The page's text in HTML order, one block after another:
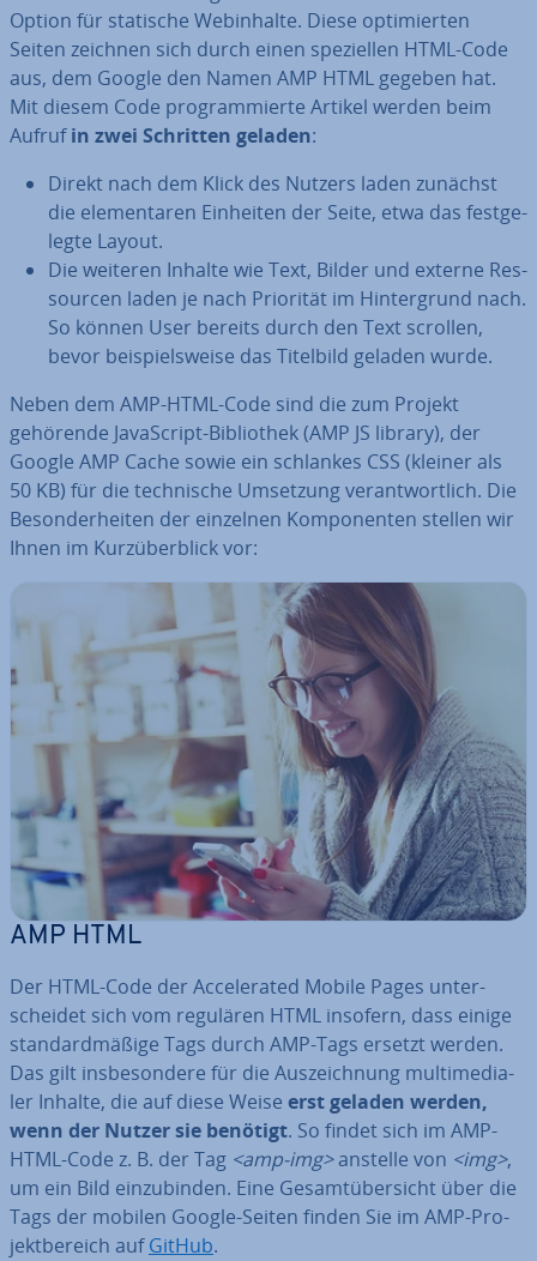
Option für statische Web­in­hal­te. Diese op­ti­mier­ten
Seiten zeichnen sich durch einen spe­zi­el­len HTML-Code
aus, dem Google den Namen AMP HTML gegeben hat.
Mit diesem Code pro­gram­mier­te Artikel werden beim
Aufrufin zwei Schritten geladen:
Direkt nach dem Klick des Nutzers laden zunächst
die ele­men­ta­ren Einheiten der Seite, etwa das fest­ge­
leg­te Layout.
Die weiteren Inhalte wie Text, Bilder und externe Res­
sour­cen laden je nach Priorität im Hin­ter­grund nach.
So können User bereits durch den Text scrollen,
bevor bei­spiels­wei­se das Titelbild geladen wurde.
Neben dem AMP-HTML-Code sind die zum Projekt
gehörende Ja­va­Script-Bi­blio­thek (AMP JS library), der
Google AMP Cache sowie ein schlankes CSS (kleiner als
50 KB) für die tech­ni­sche Umsetzung ver­ant­wort­lich. Die
Be­son­der­hei­ten der einzelnen Kom­po­nen­ten stellen wir
Ihnen im Kurz­über­blick vor:
AMP HTML
Der HTML-Code der Ac­ce­le­ra­ted Mobile Pages un­ter­
schei­det sich vom regulären HTML insofern, dass einige
stan­dard­mä­ßi­ge Tags durch AMP-Tags ersetzt werden.
Das gilt ins­be­son­de­re für die Aus­zeich­nung mul­ti­me­dia­
ler Inhalte, die auf diese Weise erst geladen werden,
wenn der Nutzer sie benötigt. So findet sich im AMP-
HTML-Code z. B. der Tag <amp-img>anstelle von <img>,
um ein Bild ein­zu­bin­den. Eine Ge­samt­über­sicht über die
Tags der mobilen Google-Seiten finden Sie im AMP-Pro­
jekt­be­reich aufGitHub.